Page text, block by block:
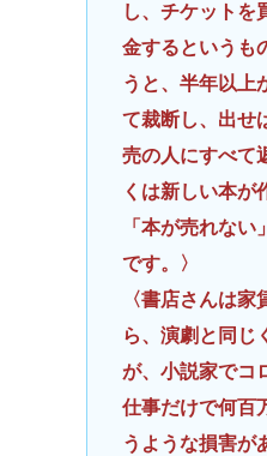
し、チケットを
金するというも
うと、半年以上
て裁断し、出せ
売の人にすべて
くは新しい本が
「本が売れな
です。〉
〈書店さんは
ら、演劇と同じ
が、小説家でコ
仕事だけで何百
うような損害が